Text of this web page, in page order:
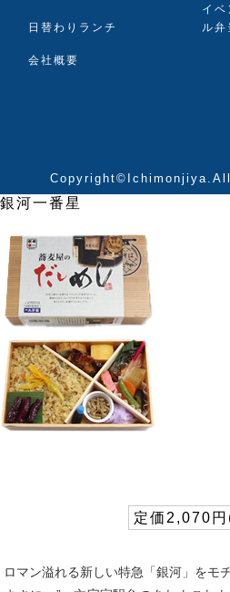
日替わりランチ
イベ
ル弁
会社概要
銀河一番星
定価2,070
ロマン溢れる新しい特急「銀河」をモ